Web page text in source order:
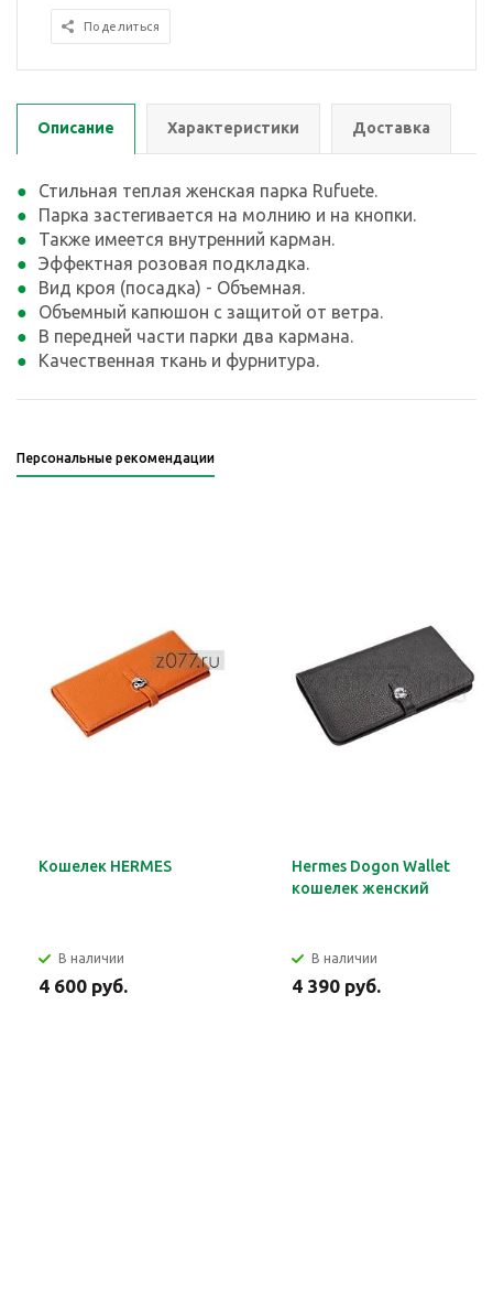
Поделиться
Описание Характеристики Доставка
Стильная теплая женская парка Rufuete.
Парка застегивается на молнию и на кнопки.
Также имеется внутренний карман.
Эффектная розовая подкладка.
Вид кроя (посадка) - Объемная.
Объемный капюшон с защитой от ветра.
В передней части парки два кармана.
Качественная ткань и фурнитура.
Персональные рекомендации
Кошелек HERMES
В наличии
4 600 руб.
Hermes Dogon Wallet
кошелек женский
В наличии
4 390 руб.